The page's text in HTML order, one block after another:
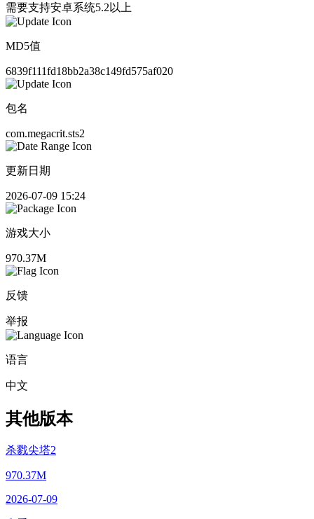
需要支持安卓系统5.2以上
MD5值
6839f111fd18bb2a38c149fd575af020
包名
com.megacrit.sts2
更新日期
2026-07-09 15:24
游戏大小
970.37M
反馈
举报
语言
中文
其他版本
杀戮尖塔2
970.37M
2026-07-09